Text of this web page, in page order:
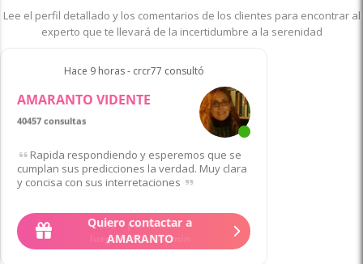
Lee el perfil detallado y los comentarios de los clientes para encontrar al
experto que te llevará de la incertidumbre a la serenidad
Hace 9 horas - crcr77 consultó
AMARANTO VIDENTE
40457 consultas
Rapida respondiendo y esperemos que se
cumplan sus predicciones la verdad. Muy clara
y concisa con sus interretaciones
Quiero contactar a
AMARANTO